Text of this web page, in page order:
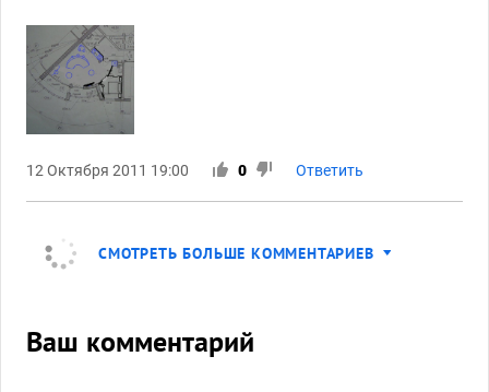
12 Октября 2011 19:00 0 Ответить
СМОТРЕТЬ БОЛЬШЕ КОММЕНТАРИЕВ
Ваш комментарий